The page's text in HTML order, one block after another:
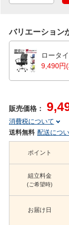
バリエーション
ロータ
9,490円
販売価格：
消費税について
送料無料 配送につ
ポイント
組立料金
(ご希望時)
お届け日